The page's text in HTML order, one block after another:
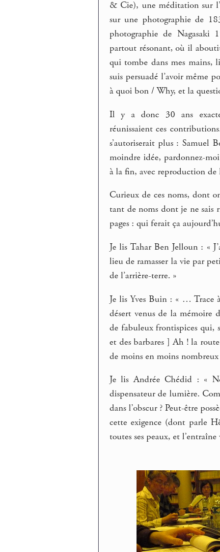
& Cie), une méditation sur
sur une photographie de
photographie de Nagasaki
partout résonant, où il
qui tombe dans mes mains,
suis persuadé l’avoir même
à quoi bon / Why, et la
Il y a donc 30 ans
réunissaient ces
s’autoriserait plus : Samuel
moindre idée, pardonnez-
à la fin, avec reproduction de
Curieux de ces noms, dont
tant de noms dont je ne sais
pages : qui ferait ça
Je lis Tahar Ben Jelloun : «
lieu de ramasser la vie par
de l’arrière-terre. »
Je lis Yves Buin : « … Trace
désert venus de la mémoire
de fabuleux frontispices qui,
et des barbares ] Ah ! la
de moins en moins
Je lis Andrée Chédid : «
dispensateur de lumière.
dans l’obscur ? Peut-être
cette exigence (dont parle
toutes ses peaux, et